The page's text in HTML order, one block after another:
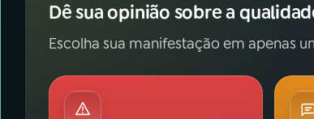
Dê sua opinião sobre a
Escolha sua manifestação em apenas